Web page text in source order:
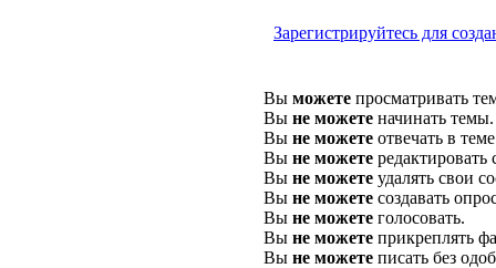
Зарегистрируйтесь для
Вы можете просматривать
Вы не можете начинать темы.
Вы не можете отвечать в
Вы не можете
Вы не можете удалять свои
Вы не можете создавать
Вы не можете голосовать.
Вы не можете прикреплять
Вы не можете писать без